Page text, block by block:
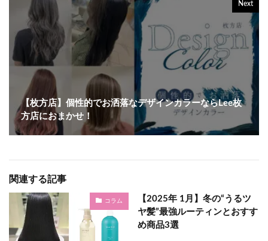
Next
【枚方店】個性的でお洒落なデザインカラーならLee枚
方店におまかせ！
関連する記事
コラム
【2025年 1月】冬の“うるツ
ヤ髪”最強ルーティンとおすす
め商品3選